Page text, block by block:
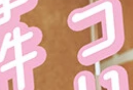
ーイ』のグラビアに登場した長澤